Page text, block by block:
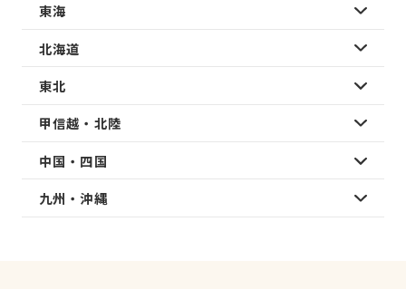
東海
北海道
東北
甲信越・北陸
中国・四国
九州・沖縄